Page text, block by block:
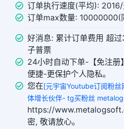
订单执行速度(平均):
订单max数量: 10000000(
好消息: 累计订单费用 超
子普票
24小时自动下单-【免注
便捷-更保护个人隐私。
您在[元宇宙Youtube订阅粉
体增长伙伴- tg买粉丝
https://
密, 敬请放心。